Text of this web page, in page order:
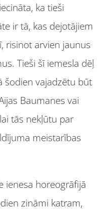
ka tieši
ir tā, kas dejotājiem
risinot arvien jaunus
Tieši šī iemesla dēļ
šodien vajadzētu būt
Baumanes vai
tās nekļūtu par
meistarības
ienesa horeogrāfijā
zināmi katram,